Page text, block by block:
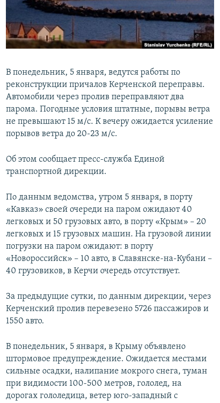
ПОБЕДИТЕЛЕЙ НЕ СУДЯТ?
КРЫМ.НЕПОКОРЕННЫЙ
ELIFBE
ПРИСОЕДИНЯЙТЕСЬ!
Все сайты RFE/RL
В понедельник, 5 января, ведутся работы по
реконструкции причалов Керченской переправы.
Автомобили через пролив переправляют два
парома. Погодные условия штатные, порывы ветра
не превышают 15 м/с. К вечеру ожидается усиление
порывов ветра до 20-23 м/с.
Об этом сообщает пресс-служба Единой
транспортной дирекции.
По данным ведомства, утром 5 января, в порту
«Кавказ» своей очереди на паром ожидают 40
легковых и 50 грузовых авто, в порту «Крым» – 20
легковых и 15 грузовых машин. На грузовой линии
погрузки на паром ожидают: в порту
«Новороссийск» – 10 авто, в Славянске-на-Кубани –
40 грузовиков, в Керчи очередь отсутствует.
За предыдущие сутки, по данным дирекции, через
Керченский пролив перевезено 5726 пассажиров и
1550 авто.
В понедельник, 5 января, в Крыму объявлено
штормовое предупреждение. Ожидается местами
сильные осадки, налипание мокрого снега, туман
при видимости 100-500 метров, гололед, на
дорогах гололедица, ветер юго-западный с